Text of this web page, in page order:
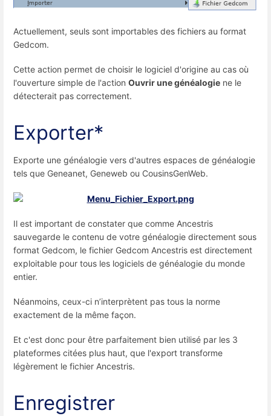
Actuellement, seuls sont importables des fichiers au format
Gedcom.
Cette action permet de choisir le logiciel d'origine au cas où
l'ouverture simple de l'action Ouvrir une généalogie ne le
détecterait pas correctement.
Exporter*
Exporte une généalogie vers d'autres espaces de généalogie
tels que Geneanet, Geneweb ou CousinsGenWeb.
Il est important de constater que comme Ancestris
sauvegarde le contenu de votre généalogie directement sous
format Gedcom, le fichier Gedcom Ancestris est directement
exploitable pour tous les logiciels de généalogie du monde
entier.
Néanmoins, ceux-ci n’interprètent pas tous la norme
exactement de la même façon.
Et c'est donc pour être parfaitement bien utilisé par les 3
plateformes citées plus haut, que l'export transforme
légèrement le fichier Ancestris.
Enregistrer